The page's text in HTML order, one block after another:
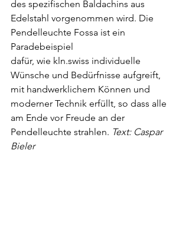
des spezifischen Baldachins aus
Edelstahl vorgenommen wird. Die
Pendelleuchte Fossa ist ein
Paradebeispiel
dafür, wie kln.swiss individuelle
Wünsche und Bedürfnisse aufgreift,
mit handwerklichem Können und
moderner Technik erfüllt, so dass alle
am Ende vor Freude an der
Pendelleuchte strahlen. Text: Caspar
Bieler